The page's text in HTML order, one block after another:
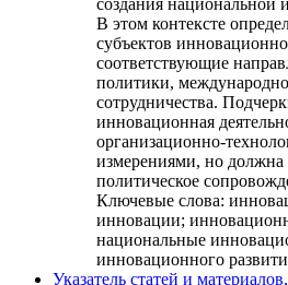
В этом контексте
субъектов
соответствующие
политики,
сотрудничества.
инновационная
организационно-
измерениями, но должна
политическое
Ключевые слова:
инновации;
национальные
инновационного
Указатель статей и